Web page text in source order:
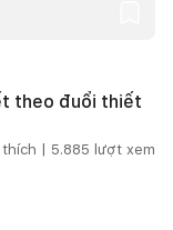
theo đuổi thiết
| 5.885 lượt xem